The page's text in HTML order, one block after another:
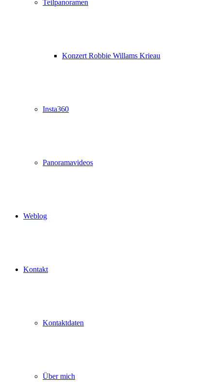
Teilpanoramen
Konzert Robbie Willams Krieau
Insta360
Panoramavideos
Weblog
Kontakt
Kontaktdaten
Über mich